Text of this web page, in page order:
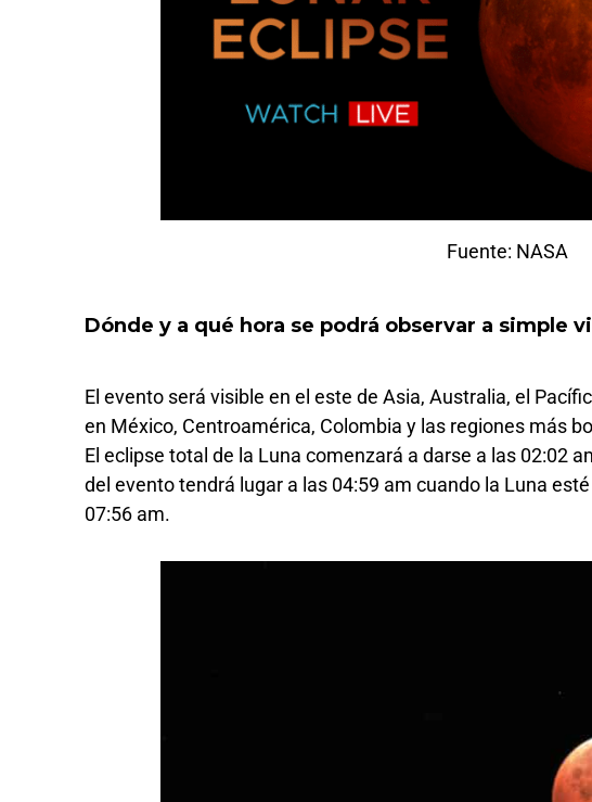
Fuente: NASA
Dónde y a qué hora se podrá observar a simple
El evento será visible en el este de Asia, Australia, el
en México, Centroamérica, Colombia y las regiones más
El eclipse total de la Luna comenzará a darse a las 02:02
del evento tendrá lugar a las 04:59 am cuando la Luna
07:56 am.